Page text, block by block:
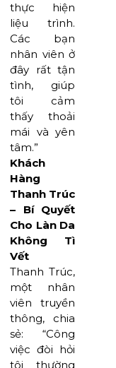
thực hiện
liệu trình.
Các bạn
nhân viên ở
đây rất tận
tình, giúp
tôi cảm
thấy thoải
mái và yên
tâm.”
Khách
Hàng
Thanh Trúc
– Bí Quyết
Cho Làn Da
Không Tì
Vết
Thanh Trúc,
một nhân
viên truyền
thông, chia
sẻ: “Công
việc đòi hỏi
tôi thường